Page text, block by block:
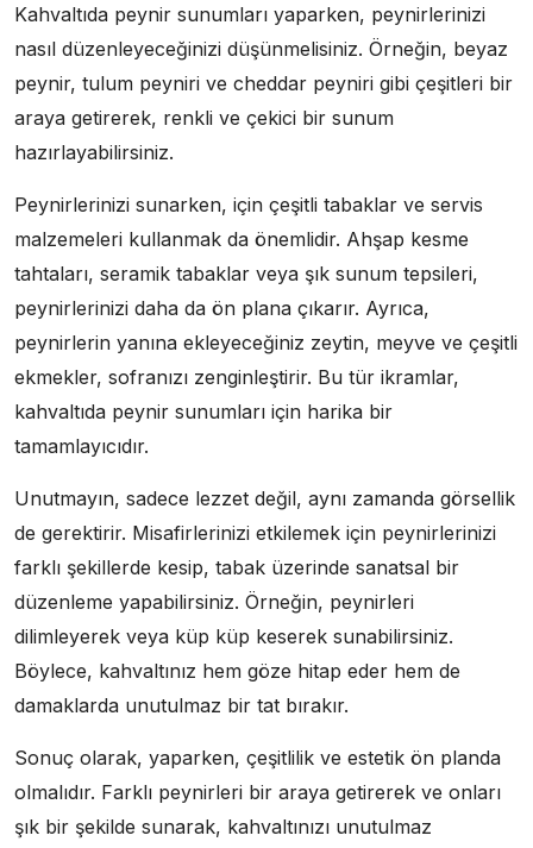
Kahvaltıda peynir sunumları yaparken, peynirlerinizi
nasıl düzenleyeceğinizi düşünmelisiniz. Örneğin, beyaz
peynir, tulum peyniri ve cheddar peyniri gibi çeşitleri bir
araya getirerek, renkli ve çekici bir sunum
hazırlayabilirsiniz.
Peynirlerinizi sunarken, için çeşitli tabaklar ve servis
malzemeleri kullanmak da önemlidir. Ahşap kesme
tahtaları, seramik tabaklar veya şık sunum tepsileri,
peynirlerinizi daha da ön plana çıkarır. Ayrıca,
peynirlerin yanına ekleyeceğiniz zeytin, meyve ve çeşitli
ekmekler, sofranızı zenginleştirir. Bu tür ikramlar,
kahvaltıda peynir sunumları için harika bir
tamamlayıcıdır.
Unutmayın, sadece lezzet değil, aynı zamanda görsellik
de gerektirir. Misafirlerinizi etkilemek için peynirlerinizi
farklı şekillerde kesip, tabak üzerinde sanatsal bir
düzenleme yapabilirsiniz. Örneğin, peynirleri
dilimleyerek veya küp küp keserek sunabilirsiniz.
Böylece, kahvaltınız hem göze hitap eder hem de
damaklarda unutulmaz bir tat bırakır.
Sonuç olarak, yaparken, çeşitlilik ve estetik ön planda
olmalıdır. Farklı peynirleri bir araya getirerek ve onları
şık bir şekilde sunarak, kahvaltınızı unutulmaz